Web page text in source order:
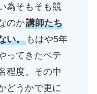
為そもそも競
のか講師たち
い。もはや5年
ってきたベテ
程度。その中
どうかで更に